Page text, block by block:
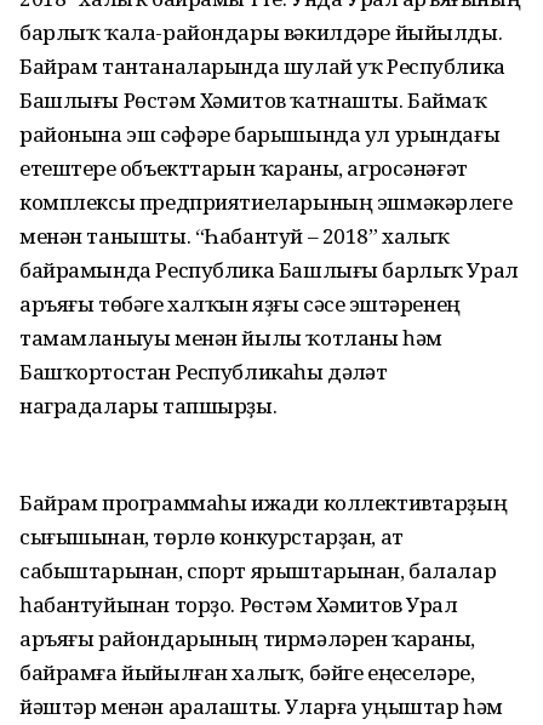
барлыҡ ҡала-райондары вәкилдәре йыйылды.
Байрам тантаналарында шулай уҡ Республика
Башлығы Рөстәм Хәмитов ҡатнашты. Баймаҡ
районына эш сәфәре барышында ул урындағы
етештереү объекттарын ҡараны, агросәнәғәт
комплексы предприятиеларының эшмәкәрлеге
менән танышты. “Һабантуй – 2018” халыҡ
байрамында Республика Башлығы барлыҡ Урал
аръяғы төбәге халҡын яҙғы сәсеү эштәренең
тамамланыуы менән йылы ҡотланы һәм
Башҡортостан Республикаһы дәүләт
наградалары тапшырҙы.
Байрам программаһы ижади коллективтарҙың
сығышынан, төрлө конкурстарҙан, ат
сабыштарынан, спорт ярыштарынан, балалар
һабантуйынан торҙо. Рөстәм Хәмитов Урал
аръяғы райондарының тирмәләрен ҡараны,
байрамға йыйылған халыҡ, бәйге еңеүселәре,
йәштәр менән аралашты. Уларға уңыштар һәм